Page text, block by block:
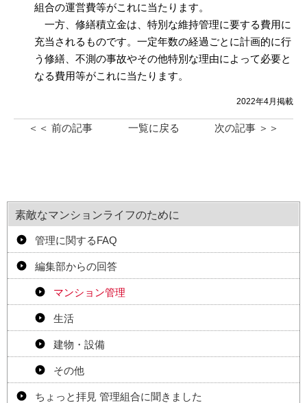
組合の運営費等がこれに当たります。
一方、修繕積立金は、特別な維持管理に要する費用に
充当されるものです。一定年数の経過ごとに計画的に行
う修繕、不測の事故やその他特別な理由によって必要と
なる費用等がこれに当たります。
2022年4月掲載
＜＜ 前の記事 一覧に戻る 次の記事 ＞＞
素敵なマンションライフのために
管理に関するFAQ
編集部からの回答
マンション管理
生活
建物・設備
その他
ちょっと拝見 管理組合に聞きました